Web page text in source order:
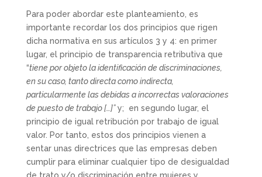
Para poder abordar este planteamiento, es
importante recordar los dos principios que rigen
dicha normativa en sus artículos 3 y 4: en primer
lugar, el principio de transparencia retributiva que
“tiene por objeto la identificación de discriminaciones,
en su caso, tanto directa como indirecta,
particularmente las debidas a incorrectas valoraciones
de puesto de trabajo […]”y; en segundo lugar, el
principio de igual retribución por trabajo de igual
valor. Por tanto, estos dos principios vienen a
sentar unas directrices que las empresas deben
cumplir para eliminar cualquier tipo de desigualdad